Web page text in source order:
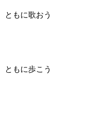
ともに歌おう
ともに歩こう